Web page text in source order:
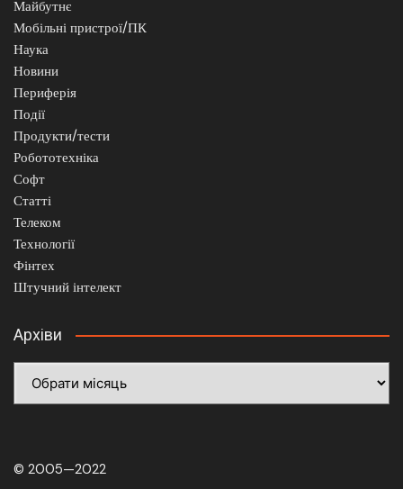
Майбутнє
Мобільні пристрої/ПК
Наука
Новини
Периферія
Події
Продукти/тести
Робототехніка
Софт
Статті
Телеком
Технології
Фінтех
Штучний інтелект
Архіви
© 2005—2022